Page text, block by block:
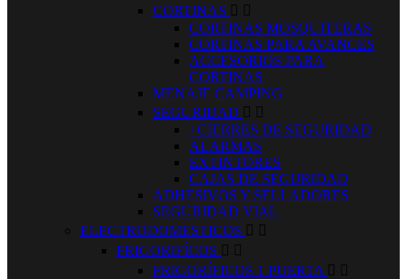
CORTINAS  
CORTINAS MOSQUITERAS
CORTINAS PARA AVANCES
ACCESORIOS PARA
CORTINAS
MENAJE CAMPING
SEGURIDAD  
+CIERRES DE SEGURIDAD
ALARMAS
EXTINTORES
CAJAS DE SEGURIDAD
ADHESIVOS Y SELLADORES
SEGURIDAD VIAL
ELECTRODOMESTICOS  
FRIGORIFÍCOS  
FRIGORÍFICOS 1 PUERTA  